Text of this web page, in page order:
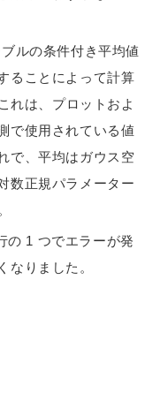
ルの条件付き平均値
ることによって計算
れは、プロットおよ
で使用されている値
で、平均はガウス空
数正規パラメーター
の 1 つでエラーが発
なりました。